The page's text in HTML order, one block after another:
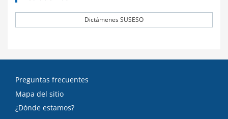
Dictámenes SUSESO
Preguntas frecuentes
Mapa del sitio
¿Dónde estamos?